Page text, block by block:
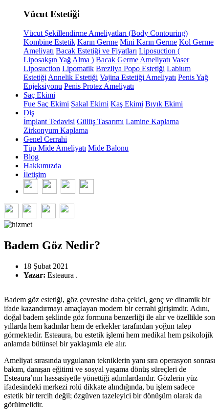
Vücut Estetiği
Vücut Şekillendirme Ameliyatları (Body Contouring)
Kombine Estetik Karın Germe Mini Karın Germe Kol Germe
Ameliyatı Bacak Estetiği ve Fiyatları Liposuction (
Liposakşın Yağ Alma ) Bacak Germe Ameliyatı Vaser
Liposuction Lipomatik Brezilya Popo Estetiği Labium
Estetiği Annelik Estetiği Vajina Estetiği Ameliyatı Penis Yağ
Enjeksiyonu Penis Protez Ameliyatı
Saç Ekimi
Fue Saç Ekimi Sakal Ekimi Kaş Ekimi Bıyık Ekimi
Diş
İmplant Tedavisi Gülüş Tasarımı Lamine Kaplama
Zirkonyum Kaplama
Genel Cerrahi
Tüp Mide Ameliyatı Mide Balonu
Blog
Hakkımızda
İletişim
Badem Göz Nedir?
18 Şubat 2021
Yazar: Esteaura .
Badem göz estetiği, göz çevresine daha çekici, genç ve dinamik bir
ifade kazandırmayı amaçlayan modern bir cerrahi girişimdir. Adını,
doğal badem şeklinde göz formuna benzerliği ile alır ve özellikle son
yıllarda hem kadınlar hem de erkekler tarafından yoğun talep
görmektedir. Esteaura, bu estetik işlemi hem medikal hem psikolojik
anlamda bütünsel bir yaklaşımla ele alır.
Ameliyat sırasında uygulanan tekniklerin yanı sıra operasyon sonrası
bakım, danışan eğitimi ve sosyal yaşama dönüş süreçleri de
Esteaura’nın hassasiyetle yönettiği adımlardandır. Gözlerin yüz
ifadesindeki merkezi rolü dikkate alındığında, bu işlem sadece
estetik bir tercih değil; özgüven tazeleyici bir dönüşüm olarak da
görülmelidir.